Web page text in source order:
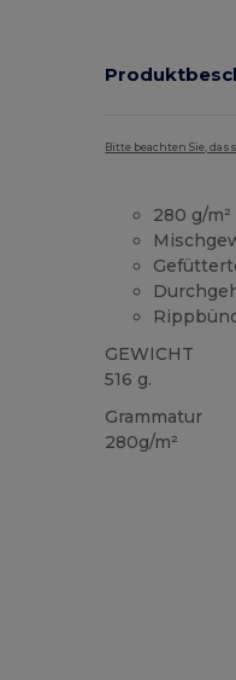
Bitte beachten Sie,
280 g/
GEWICHT
516 g.
Grammatur
280g/m²